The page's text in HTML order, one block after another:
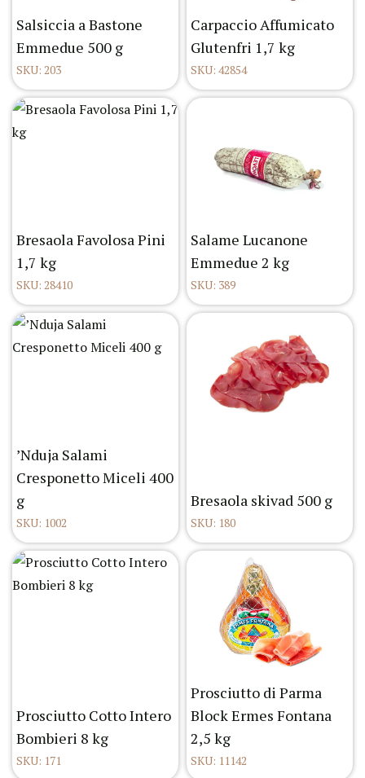
Salsiccia a Bastone
Emmedue 500 g
SKU: 203
Carpaccio Affumicato
Glutenfri 1,7 kg
SKU: 42854
Bresaola Favolosa Pini
1,7 kg
SKU: 28410
Salame Lucanone
Emmedue 2 kg
SKU: 389
’Nduja Salami
Cresponetto Miceli 400
g
SKU: 1002
Bresaola skivad 500 g
SKU: 180
Prosciutto Cotto Intero
Bombieri 8 kg
SKU: 171
Prosciutto di Parma
Block Ermes Fontana
2,5 kg
SKU: 11142